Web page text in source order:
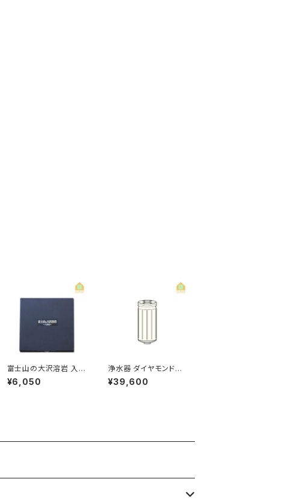
富士山の大沢溶岩 入浴
用 500g
¥6,050
浄水器 ダイヤモンドク
オーツ専用 カートリッ
ジ
¥39,600